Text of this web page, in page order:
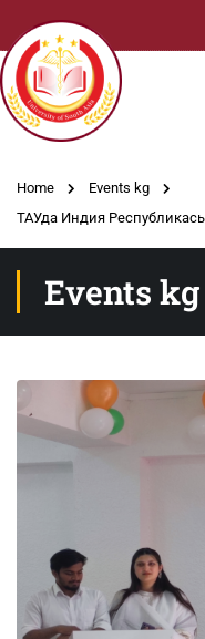
Home
Events kg
ТАУда Индия
Events kg